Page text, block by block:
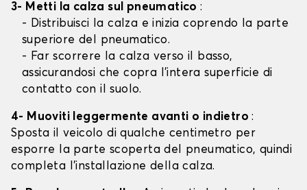
3- Metti la calza sul pneumatico:
- Distribuisci la calza e inizia coprendo la parte
superiore del pneumatico.
- Far scorrere la calza verso il basso,
assicurandosi che copra l'intera superficie di
contatto con il suolo.
4- Muoviti leggermente avanti o indietro:
Sposta il veicolo di qualche centimetro per
esporre la parte scoperta del pneumatico, quindi
completa l'installazione della calza.